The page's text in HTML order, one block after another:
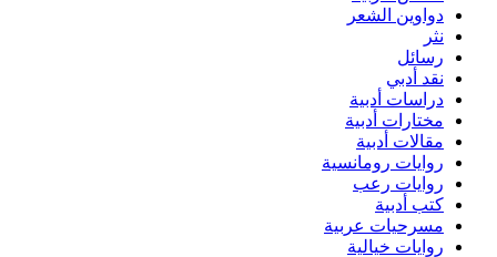
دواوين الشعر
نثر
رسائل
نقد أدبي
دراسات أدبية
مختارات أدبية
مقالات أدبية
روايات رومانسية
روايات رعب
كتب أدبية
مسرحيات عربية
روايات خيالية